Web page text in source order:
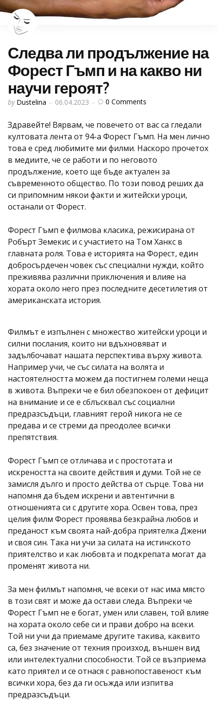
Следва ли продължение на
Форест Гъмп и на какво ни
научи героят?
Posted
by Dustelina 06.04.2023 0 Comments
Здравейте! Вярвам, че повечето от вас са гледали
култовата лента от 94-а Форест Гъмп. На мен лично
това е сред любимите ми филми. Наскоро прочетох
в медиите, че се работи и по неговото
продължение, което ще бъде актуален за
съвременното общество. По този повод реших да
си припомним някои факти и житейски уроци,
останали от Форест.
Форест Гъмп е филмова класика, режисирана от
Робърт Земекис и с участието на Том Ханкс в
главната роля. Това е историята на Форест, един
добросърдечен човек със специални нужди, който
преживява различни приключения и влияе на
хората около него през последните десетилетия от
американската история.
Филмът е изпълнен с множество житейски уроци и
силни послания, които ни вдъхновяват и
задълбочават нашата перспектива върху живота.
Например учи, че със силата на волята и
настоятелността можем да постигнем големи неща
в живота. Въпреки че е бил обезпокоен от дефицит
на внимание и се е сблъсквал със социални
предразсъдъци, главният герой никога не се
предава и се стреми да преодолее всички
препятствия.
Форест Гъмп се отличава и с простотата и
искреността на своите действия и думи. Той не се
замисля дълго и просто действа от сърце. Това ни
напомня да бъдем искрени и автентични в
отношенията си с другите хора. Освен това, през
целия филм Форест проявява безкрайна любов и
преданост към своята най-добра приятелка Джени
и своя син. Така ни учи за силата на истинското
приятелство и как любовта и подкрепата могат да
променят живота ни.
За мен филмът напомня, че всеки от нас има място
в този свят и може да остави следа. Въпреки че
Форест Гъмп не е богат, умен или славен, той влияе
на хората около себе си и прави добро на всеки.
Той ни учи да приемаме другите такива, каквито
са, без значение от техния произход, външен вид
или интелектуални способности. Той се възприема
като приятел и се отнася с равнопоставеност към
всички хора, без да ги осъжда или изпитва
предразсъдъци.